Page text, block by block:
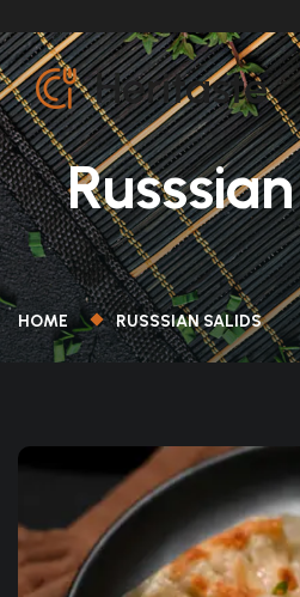
HOME RUSSSIAN SALIDS